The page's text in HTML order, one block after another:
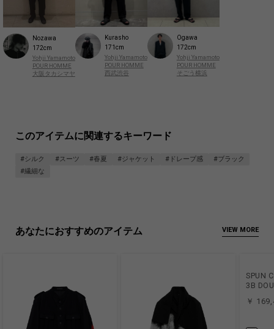
Nozawa
172cm
Yohji Yamamoto
POUR HOMME
大阪タカシマヤ
Kurasho
171cm
Yohji Yamamoto
POUR HOMME
西武渋谷
Ogawa
172cm
Yohji Yamamoto
POUR HOMME
そごう横浜
このアイテムに関連するキーワード
#シルク #スーツ #春夏 #ジャケット #ドレープ感
#ブラック
#繊細な
あなたにおすすめのアイテム VIEW MORE
SPUN
3B
￥